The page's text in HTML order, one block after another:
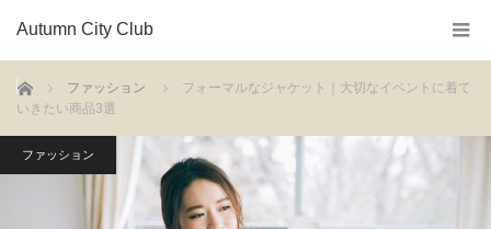
Autumn City Club
ホーム ファッション
フォーマルなジャケット｜大切なイベントに着て
いきたい商品3選
ファッション